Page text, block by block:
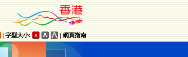
字型大小: 網頁指南